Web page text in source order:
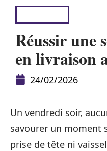
Réussir une
en livraison
24/02/2026
Un vendredi soir,
savourer un moment
prise de tête ni